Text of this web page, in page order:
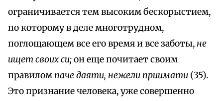
ограничивается тем высоким бескорыстием,
по которому в деле многотрудном,
поглощающем все его время и все заботы, не
ищет своих си;он еще почитает своим
правилом паче даяти, нежели приимати (35).
Это признание человека, уже совершенно